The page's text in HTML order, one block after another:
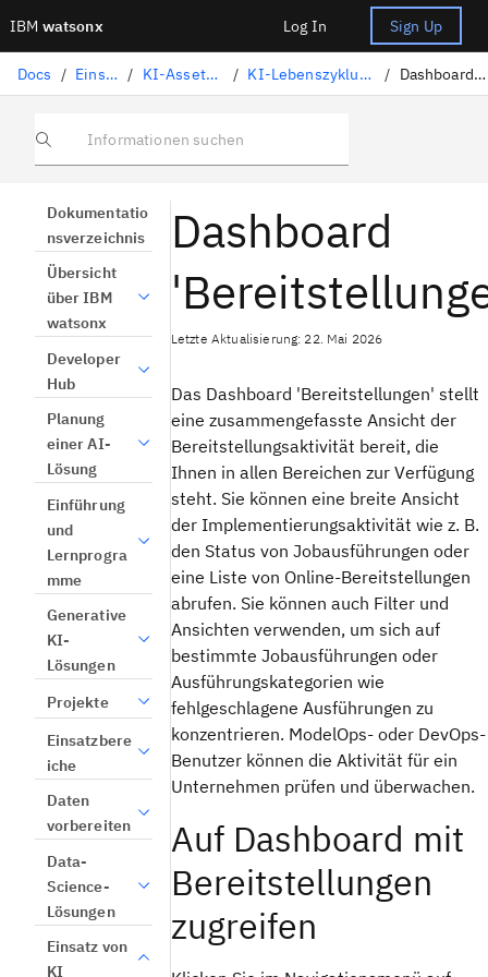
IBM watsonx Log In Sign Up
Docs / Einsatz von KI / KI-Assets implementieren / KI-Lebenszyklus mit ModelOps verwalten / Dashboard 'Bereitstellungen'
Informationen suchen
Dokumentatio
nsverzeichnis
Übersicht
über IBM
watsonx
Developer
Hub
Planung
einer AI-
Lösung
Einführung
und
Lernprogra
mme
Generative
KI-
Lösungen
Projekte
Einsatzbere
iche
Daten
vorbereiten
Data-
Science-
Lösungen
Einsatz von
KI
Dashboard
Letzte Aktualisierung: 22. Mai 2026
Das Dashboard 'Bereitstellungen' stellt
eine zusammengefasste Ansicht der
Bereitstellungsaktivität bereit, die
Ihnen in allen Bereichen zur Verfügung
steht. Sie können eine breite Ansicht
der Implementierungsaktivität wie z. B.
den Status von Jobausführungen oder
eine Liste von Online-Bereitstellungen
abrufen. Sie können auch Filter und
Ansichten verwenden, um sich auf
bestimmte Jobausführungen oder
Ausführungskategorien wie
fehlgeschlagene Ausführungen zu
konzentrieren. ModelOps- oder DevOps-
Benutzer können die Aktivität für ein
Unternehmen prüfen und überwachen.
Auf Dashboard mit
Bereitstellungen
zugreifen